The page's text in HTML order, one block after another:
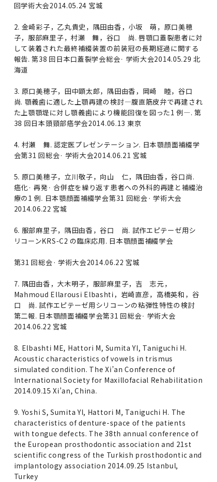
回学術大会2014.05.24 宮城
2. 金崎彩子，乙丸貴史，隅田由香，小坂 萌，原口美穂
子，服部麻里子，村瀬 舞，谷口 尚. 唇顎口蓋裂患者に対
して装着された最終補綴装置の前装冠の長期経過に関する
報告. 第38 回日本口蓋裂学会総会· 学術大会2014.05.29 北
海道
3. 原口美穂子，田中顕太郎，隅田由香，岡崎 睦，谷口
尚. 顎義歯に適した上顎再建の検討―腹直筋皮弁で再建され
た上顎顎堤に対し顎義歯により機能回復を図った1 例―. 第
38 回日本頭頸部癌学会2014.06.13 東京
4. 村瀬 舞. 認定医プレゼンテーション. 日本顎顔面補綴学
会第31 回総会· 学術大会2014.06.21 宮城
5. 原口美穂子，立川敬子，向山 仁，隅田由香，谷口尚.
癌化· 再発· 合併症を繰り返す患者への外科的再建と補綴治
療の1 例. 日本顎顔面補綴学会第31 回総会· 学術大会
2014.06.22 宮城
6. 服部麻里子，隅田由香，谷口 尚. 試作エピテーゼ用シ
リコーンKRS-C2 の臨床応用. 日本顎顔面補綴学会
第31 回総会· 学術大会2014.06.22 宮城
7. 隅田由香，大木明子，服部麻里子，吉 志元，
Mahmoud Ellarousi Elbashti，岩崎直彦，高橋英和，谷
口 尚. 試作エピテーゼ用シリコーンの粘弾性特性の検討
第二報. 日本顎顔面補綴学会第31 回総会· 学術大会
2014.06.22 宮城
8. Elbashti ME, Hattori M, Sumita YI, Taniguchi H.
Acoustic characteristics of vowels in trismus
simulated condition. The Xi’an Conference of
International Society for Maxillofacial Rehabilitation
2014.09.15 Xi’an, China.
9. Yoshi S, Sumita YI, Hattori M, Taniguchi H. The
characteristics of denture-space of the patients
with tongue defects. The 38th annual conference of
the European prosthodontic association and 21st
scientific congress of the Turkish prosthodontic and
implantology association 2014.09.25 Istanbul,
Turkey